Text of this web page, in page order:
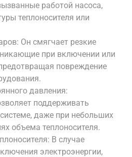
работой насоса,
теплоносителя или
Он смягчает резкие
при включении или
повреждение
давления:
поддерживать
даже при небольших
объема теплоносителя.
В случае
электроэнергии,